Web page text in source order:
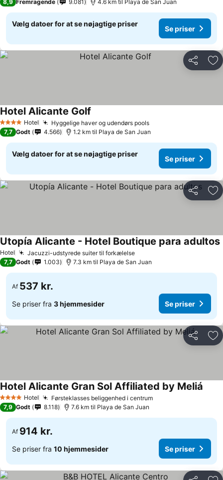
8,9 Fremragende 9.081 4.6 km til Playa de San Juan
Vælg datoer for at se nøjagtige priser
Se priser
Del
4 StjernerHotel Hyggelige haver og udendørs pools
Hotel Alicante Golf
7,7 Godt 4.566 1.2 km til Playa de San Juan
Vælg datoer for at se nøjagtige priser
Se priser
Del
Hotel Jacuzzi-udstyrede suiter til forkælelse
Utopía Alicante - Hotel Boutique para adultos
7,7 Godt 1.003 7.3 km til Playa de San Juan
Af 537 kr.
Se priser fra 3 hjemmesider Se priser
Del
4 StjernerHotel Førsteklasses beliggenhed i centrum
Hotel Alicante Gran Sol Affiliated by Meliá
7,9 Godt 8.118 7.6 km til Playa de San Juan
Af 914 kr.
Se priser fra 10 hjemmesider Se priser